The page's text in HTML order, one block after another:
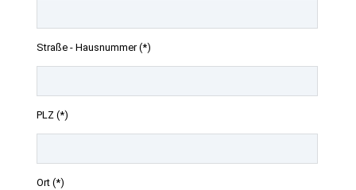
Straße - Hausnummer (*)
PLZ (*)
Ort (*)